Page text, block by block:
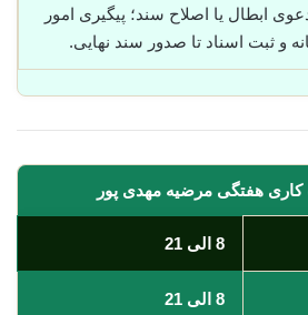
ابطال یا اصلاح سند؛ پیگیری امور
و ثبت اسناد تا صدور سند نهایی.
هفتگی مرضیه مهدی پور
8 الی 21
8 الی 21